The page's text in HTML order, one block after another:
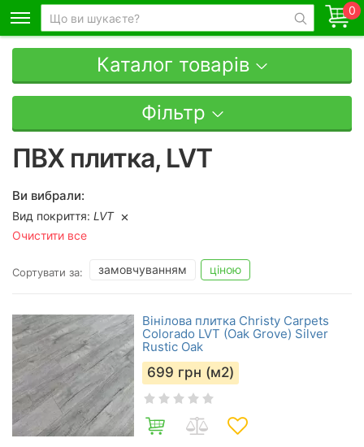
0
Каталог товарів
Фільтр
ПВХ плитка, LVT
Ви вибрали:
Вид покриття: LVT
Очистити все
Сортувати за: замовчуванням ціною
Вінілова плитка Christy Carpets
Colorado LVT (Oak Grove) Silver
Rustic Oak
699 грн (м2)